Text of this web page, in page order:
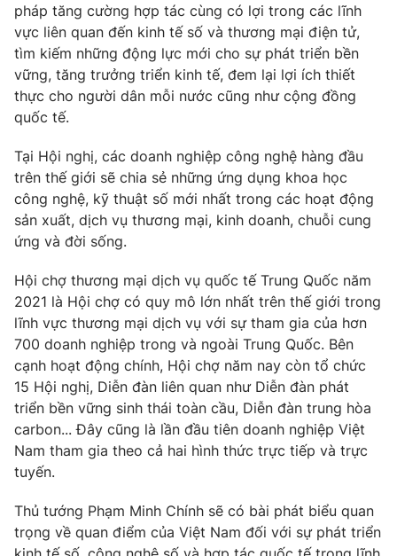
THỜI BÁO VTV
Theo dõi báo trên
Cơ quan chủ quản: Đài Truyền hình Việt Nam
Cơ quan báo chí: Thời báo VTV
Giấy phép hoạt động báo in và báo điện tử số 483/GP-BTTTT
cấp ngày 29/12/2023
Tổng Biên tập:Vũ Thanh Thủy
Phó Tổng Biên tập:
Nguyễn Thị Mỹ Hạnh, Phạm Quốc Thắng,
Nguyễn Trọng Ninh
Tổng đài VTV:
024.38 355 931 - 024.38 355 932
Ðiện thoại Thời báo VTV:024.66 897 897
Email: toasoan@vtv.vn
Liên hệ quảng cáo: 024-7300.7108
pháp tăng cường hợp tác cùng có lợi trong các lĩnh
vực liên quan đến kinh tế số và thương mại điện tử,
tìm kiếm những động lực mới cho sự phát triển bền
vững, tăng trưởng triển kinh tế, đem lại lợi ích thiết
thực cho người dân mỗi nước cũng như cộng đồng
quốc tế.
Tại Hội nghị, các doanh nghiệp công nghệ hàng đầu
trên thế giới sẽ chia sẻ những ứng dụng khoa học
công nghệ, kỹ thuật số mới nhất trong các hoạt động
sản xuất, dịch vụ thương mại, kinh doanh, chuỗi cung
ứng và đời sống.
Hội chợ thương mại dịch vụ quốc tế Trung Quốc năm
2021 là Hội chợ có quy mô lớn nhất trên thế giới trong
lĩnh vực thương mại dịch vụ với sự tham gia của hơn
700 doanh nghiệp trong và ngoài Trung Quốc. Bên
cạnh hoạt động chính, Hội chợ năm nay còn tổ chức
15 Hội nghị, Diễn đàn liên quan như Diễn đàn phát
triển bền vững sinh thái toàn cầu, Diễn đàn trung hòa
carbon... Đây cũng là lần đầu tiên doanh nghiệp Việt
Nam tham gia theo cả hai hình thức trực tiếp và trực
tuyến.
Thủ tướng Phạm Minh Chính sẽ có bài phát biểu quan
trọng về quan điểm của Việt Nam đối với sự phát triển